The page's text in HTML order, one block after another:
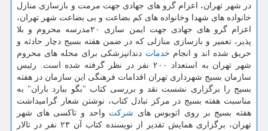
در شهر تهران، اعزام گرو های جهادی جهت مرمت و بازسازی منازل
خانواده های شهدا وخانواده های كم بضاعت و بی بضاعت شهر تهران،
اعزام گرو های جهادی جهت ایمن سازی ۲۰مدرسه محروم و بلا
پذیر، تعمیر و بازسازی منازلی كه در ضمن هفته بسیج دچار حادثه و
حریق شده اند و انجام خدمات دندانپزشكی برای محله های محروم
شهر تهران به استعداد ۲۰۰ نفر در نظر گرفته شده است. رئیس
سازمان بسیج شهرداری تهران اقدامات فرهنگی این سازمان در هفته
بسیج را برگزاری نشست نقد و بررسی كتاب "بگو ببارد باران" به
مناسبت هفته بسیج در مركز تبادل كتاب، نوشتن شعار گرامیداشت
هفته بسیج بر روی اتوبوس های شركت واحد و تاكسی های شهر
تهران، برگزاری همایش تقدیر از نویسنده كتاب آن ۲۳ نفر در تالار